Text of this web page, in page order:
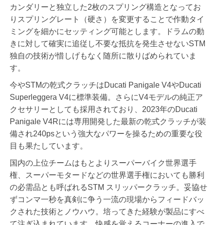
カンダリーと独立した2枚のスプリング構造となってお
りスプリングレート（硬さ）を変更することで作動タイ
ミングを細かにセッティング可能とします。ドラムの動
きに対して確実に追従し不要な抵抗を発生させないSTM
独自の技術が惜しげもなく随所に散りばめられていま
す。
今やSTMの乾式クラッチはDucati Panigale V4やDucati
Superleggera V4に標準装備。さらにV4モデルの純正ア
クセサリーとしても採用されており、2023年のDucati
Panigale V4Rには専用開発した最新の乾式クラッチが装
備され240psという強大なパワーを操るための重要な役
目も果たしています。
国内の上位チームはもとよりスーパーバイク世界選手
権、スーパーモタードなどの世界選手権においても勝利
の必需品とも呼ばれるSTM スリッパークラッチ。妥協せ
ずコンマ一秒を真剣に争う一流の現場からフィードバッ
クされた技術とノウハウ。培ってきた経験が製品にすべ